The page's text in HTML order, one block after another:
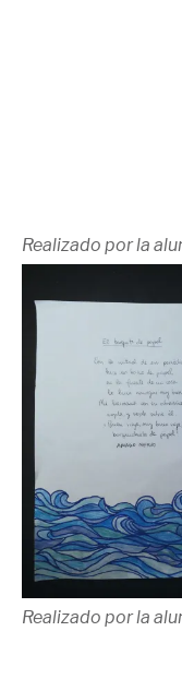
Realizado por la
Realizado por la